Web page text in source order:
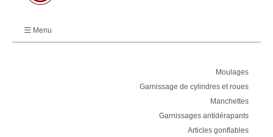
Menu
Moulages
Garnissage de cylindres et roues
Manchettes
Garnissages antidérapants
Articles gonflables